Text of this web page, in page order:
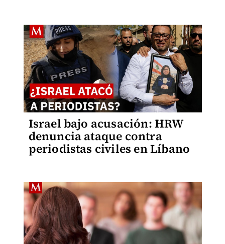
Israel bajo acusación: HRW
denuncia ataque contra
periodistas civiles en Líbano